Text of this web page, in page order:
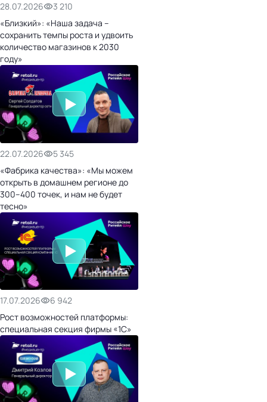
28.07.2026
3 210
«Близкий»: «Наша задача –
сохранить темпы роста и удвоить
количество магазинов к 2030
году»
22.07.2026
5 345
«Фабрика качества»: «Мы можем
открыть в домашнем регионе до
300–400 точек, и нам не будет
тесно»
17.07.2026
6 942
Рост возможностей платформы:
специальная секция фирмы «1С»